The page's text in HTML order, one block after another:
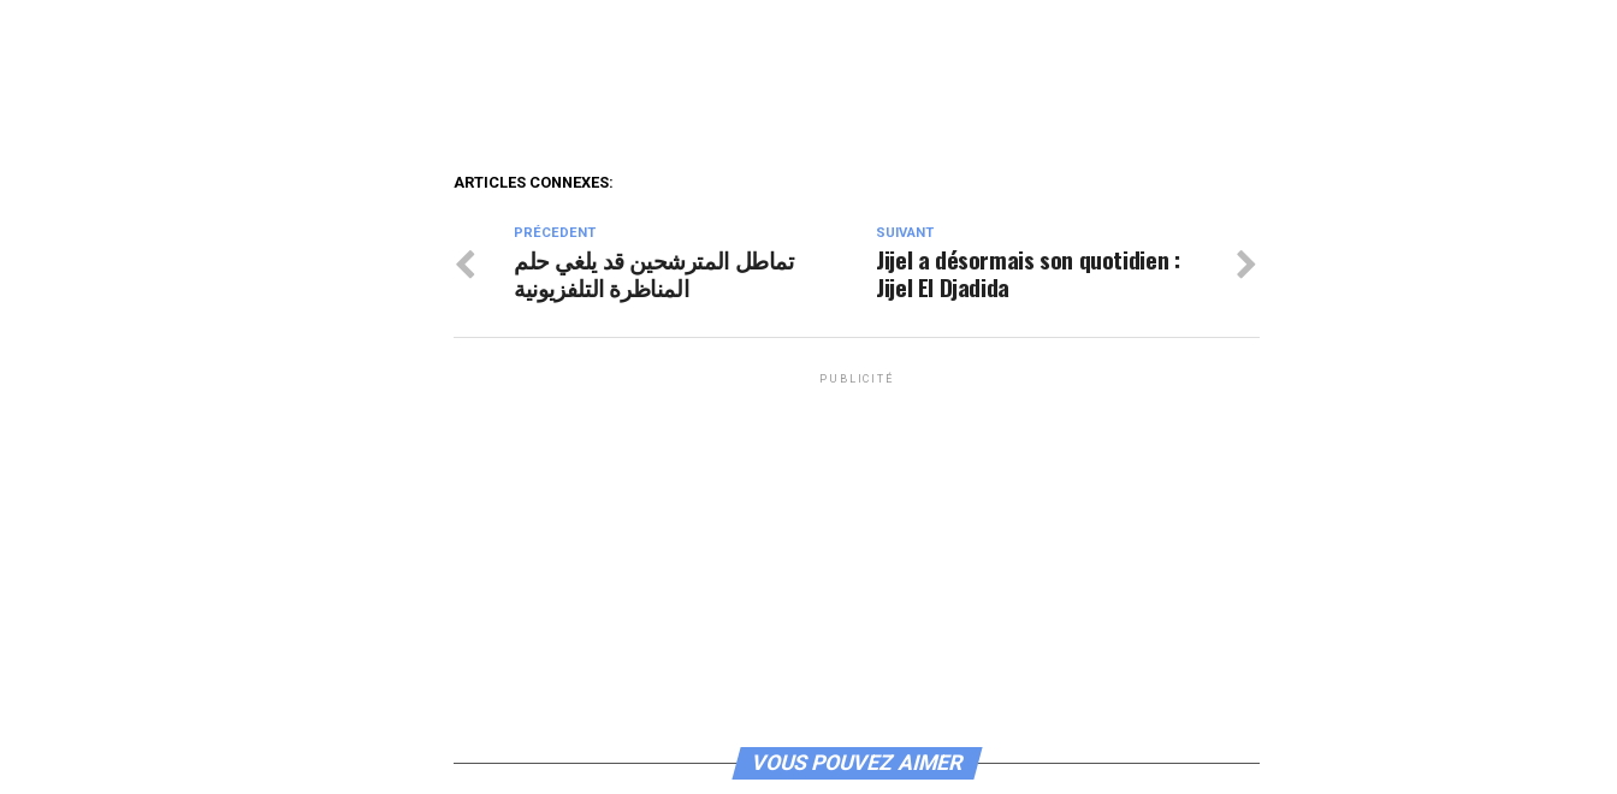
ARTICLES CONNEXES:
SUIVANT
Jijel a désormais son quotidien :
Jijel El Djadida
PRÉCEDENT
تماطل المترشحين قد يلغي حلم
المناظرة التلفزيونية
PUBLICITÉ
VOUS POUVEZ AIMER